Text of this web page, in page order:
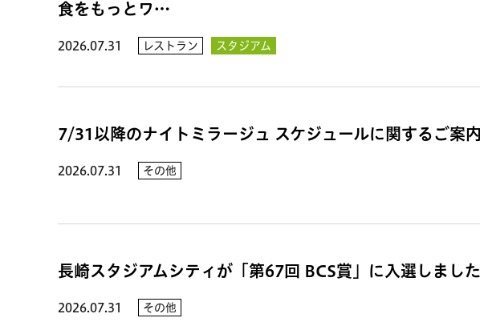
食をもっとワ…
2026.07.31 レストラン スタジアム
7/31以降のナイトミラージュ スケジュールに関するご案内
2026.07.31 その他
長崎スタジアムシティが「第67回 BCS賞」に入選しました
2026.07.31 その他